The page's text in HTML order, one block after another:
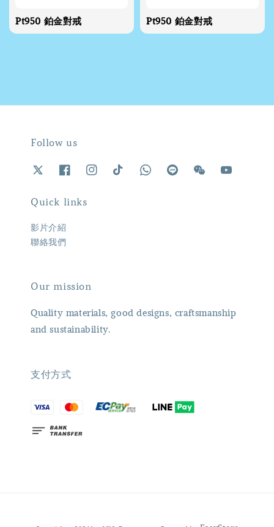
Pt950 鉑金對戒 Pt950 鉑金對戒
Follow us
Quick links
影片介紹
聯絡我們
Our mission
Quality materials, good designs, craftsmanship
and sustainability.
支付方式